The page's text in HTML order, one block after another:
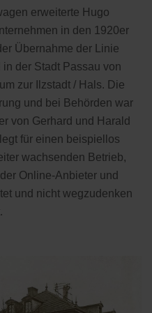
erweiterte Hugo
in den 1920er
Übernahme der Linie
der Stadt Passau von
zur Ilzstadt / Hals. Die
und bei Behörden war
von Gerhard und Harald
für einen beispiellos
wachsenden Betrieb,
Online-Anbieter und
und nicht wegzudenken